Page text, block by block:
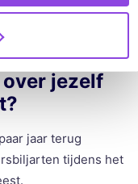
of een goed
over jezelf
jaar terug
tijdens het